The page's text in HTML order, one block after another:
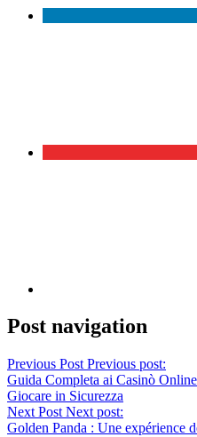
Post navigation
Previous Post Previous post:
Guida Completa ai Casinò
Giocare in Sicurezza
Next Post Next post:
Golden Panda : Une expérience